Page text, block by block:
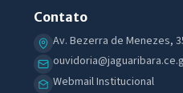
Contato
Av. Bezerra de Menezes,
Webmail Institucional